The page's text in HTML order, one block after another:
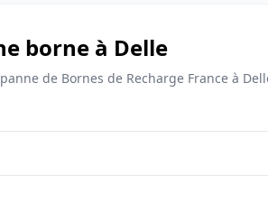
borne à Delle
de Bornes de Recharge France à